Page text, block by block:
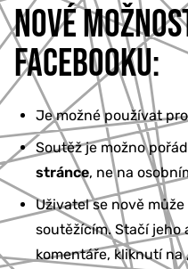
NOVÉ
FACEBOOKU:
Je možné používat
Soutěž je možno
stránce, ne na
Uživatel se nově
soutěžícím. Stačí
komentáře, kliknutí na